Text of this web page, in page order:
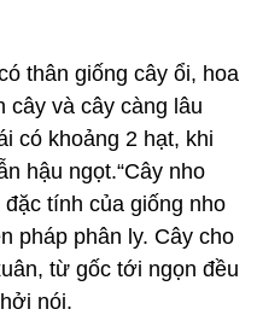
thân giống cây ổi, hoa
cây và cây càng lâu
có khoảng 2 hạt, khi
hậu ngọt.“Cây nho
tính của giống nho
pháp phân ly. Cây cho
từ gốc tới ngọn đều
nói.